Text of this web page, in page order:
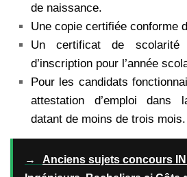
de naissance.
Une copie certifiée conforme
Un certificat de scolarité
d’inscription pour l’année
Pour les candidats
attestation d’emploi dans
datant de moins de trois mois.
→
Anciens sujets concours